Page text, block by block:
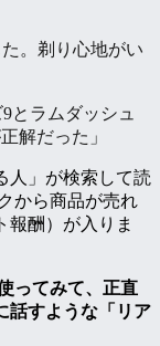
。剃り心地がい
とラムダッシュ
解だった」
人」が検索して読
から商品が売れ
報酬）が入りま
使ってみて、正直
話すような「リア